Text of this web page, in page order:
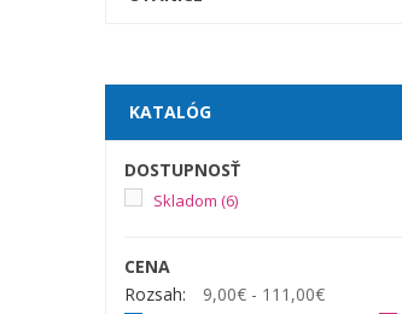
KATALÓG
DOSTUPNOSŤ
Skladom (6)
CENA
Rozsah:
9,00€ - 111,00€